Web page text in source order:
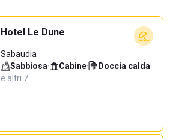
Hotel Le Dune
Sabaudia
Sabbiosa· Cabine· Doccia calda·
e altri 7…